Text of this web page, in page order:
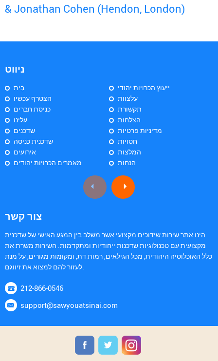
& Jonathan Cohen (Hendon, London)
ניווט
בַּיִת
הצטרף עכשיו
כניסת חברים
עלינו
שדכנים
שדכנית כניסה
אירועים
מאמרים הכרויות יהודים
ייעוץ הכרויות יהודי
עלצוות
תקשורת
הצלחות
מדיניות פרטיות
חסויות
המלצות
הנחות
צור קשר
הינו אתר שירות שידוכים מקצועי אשר משלב בין המגע האישי של שדכנית
מקצועית עם טכנולוגיות שדכנות ייחודיות ומתקדמות. השירות משרת את
כלל האוכלוסיה היהודית, מכל הגילאים, רמות דת, ומקומות מגורים, על מנת
לעזור להם למצוא את זיווגם.
212-866-0546
support@sawyouatsinai.com